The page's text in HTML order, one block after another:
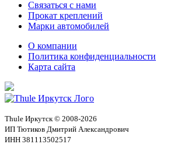
Связаться с нами
Прокат креплений
Марки автомобилей
О компании
Политика конфиденциальности
Карта сайта
Thule Иркутск © 2008-2026
ИП Тютиков Дмитрий Александрович
ИНН 381113502517